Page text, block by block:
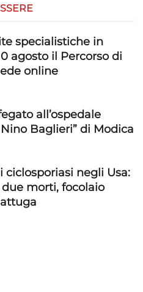
specialistiche in
agosto il Percorso di
online
all’ospedale
Baglieri” di Modica
ciclosporiasi negli Usa:
due morti, focolaio